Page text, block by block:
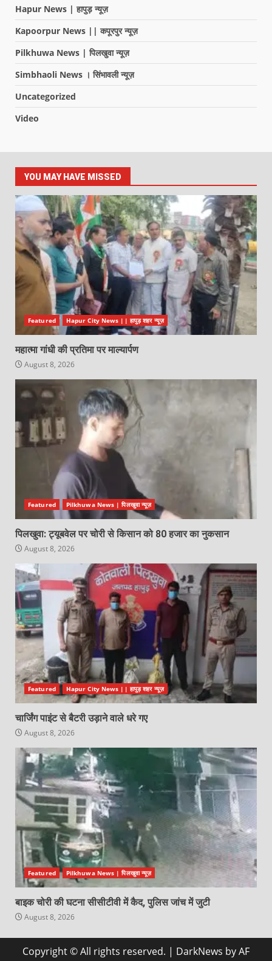
Hapur News | हापुड़ न्यूज़
Kapoorpur News || कपूरपुर न्यूज़
Pilkhuwa News | पिलखुवा न्यूज़
Simbhaoli News । सिंभावली न्यूज़
Uncategorized
Video
YOU MAY HAVE MISSED
Featured Hapur City News || हापुड़ शहर न्यूज़
महात्मा गांधी की प्रतिमा पर माल्यार्पण
August 8, 2026
Featured Pilkhuwa News | पिलखुवा न्यूज़
पिलखुवा: ट्यूबवेल पर चोरी से किसान को 80 हजार का नुकसान
August 8, 2026
Featured Hapur City News || हापुड़ शहर न्यूज़
चार्जिंग पाइंट से बैटरी उड़ाने वाले धरे गए
August 8, 2026
Featured Pilkhuwa News | पिलखुवा न्यूज़
बाइक चोरी की घटना सीसीटीवी में कैद, पुलिस जांच में जुटी
August 8, 2026
Copyright © All rights reserved. | DarkNews by AF